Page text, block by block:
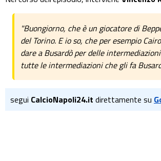
"Buongiorno, che è un giocatore di
del Torino. E io so, che per esempio
dare a Busardò per delle
tutte le intermediazioni che gli fa
segui CalcioNapoli24.it direttamente su